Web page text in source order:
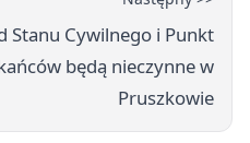
Stanu Cywilnego i Punkt
będą nieczynne w
Pruszkowie